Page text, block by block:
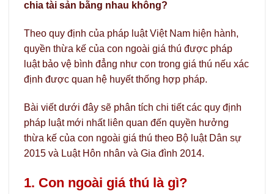
chia tài sản bằng nhau không?
Theo quy định của pháp luật Việt Nam hiện hành,
quyền thừa kế của con ngoài giá thú được pháp
luật bảo vệ bình đẳng như con trong giá thú nếu xác
định được quan hệ huyết thống hợp pháp.
Bài viết dưới đây sẽ phân tích chi tiết các quy định
pháp luật mới nhất liên quan đến quyền hưởng
thừa kế của con ngoài giá thú theo Bộ luật Dân sự
2015 và Luật Hôn nhân và Gia đình 2014.
1. Con ngoài giá thú là gì?